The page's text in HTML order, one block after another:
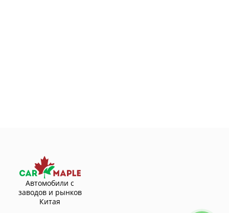
Автомобили с
заводов и рынков
Китая